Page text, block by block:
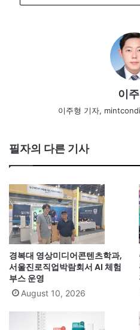
이
이주형 기자,
필자의 다른 기사
경복대 영상미디어콘텐츠학과,
서울진로직업박람회서 AI 체험
부스 운영
August 10, 2026